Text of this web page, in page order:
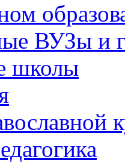
ВУЗы и
школы